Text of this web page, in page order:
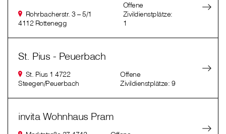
Rohrbacherstr. 3 – 5/1
4112 Rottenegg
Offene
Zivildienstplätze:
1
St. Pius - Peuerbach
St. Pius 1 4722
Steegen/Peuerbach
Offene
Zivildienstplätze: 9
invita Wohnhaus Pram